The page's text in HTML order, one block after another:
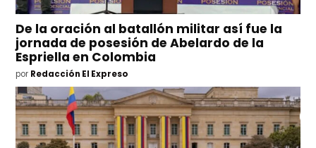
De la oración al batallón militar así fue la
jornada de posesión de Abelardo de la
Espriella en Colombia
por Redacción El Expreso